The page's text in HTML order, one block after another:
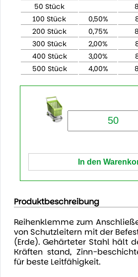
50 Stück
100 Stück
0,50%
200 Stück
0,75%
300 Stück
2,00%
400 Stück
3,00%
500 Stück
4,00%
Produktbeschreibung
Reihenklemme zum
von Schutzleitern mit der
(Erde). Gehärteter Stahl hält
Kräften stand, Zinn-
für beste Leitfähigkeit.